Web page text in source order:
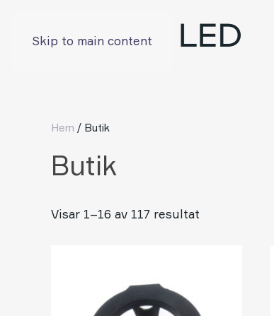
Skip to main content
Hem / Butik
Butik
Visar 1–16 av 117 resultat